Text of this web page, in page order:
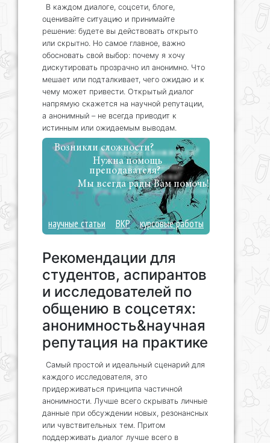
В каждом диалоге, соцсети, блоге,
оценивайте ситуацию и принимайте
решение: будете вы действовать открыто
или скрытно. Но самое главное, важно
обосновать свой выбор: почему я хочу
дискутировать прозрачно ил анонимно. Что
мешает или подталкивает, чего ожидаю и к
чему может привести. Открытый диалог
напрямую скажется на научной репутации,
а анонимный – не всегда приводит к
истинным или ожидаемым выводам.
Возникли сложности?
Нужна помощь
преподавателя?
Мы всегда рады Вам помочь!
научные статьи ВКР курсовые работы
Рекомендации для
студентов, аспирантов
и исследователей по
общению в соцсетях:
анонимность&научная
репутация на практике
Самый простой и идеальный сценарий для
каждого исследователя, это
придерживаться принципа частичной
анонимности. Лучше всего скрывать личные
данные при обсуждении новых, резонансных
или чувствительных тем. Притом
поддерживать диалог лучше всего в